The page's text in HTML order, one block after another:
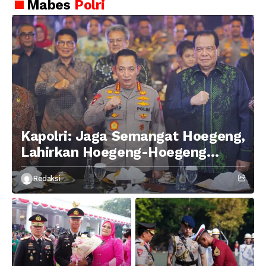
Mabes Polri
Kapolri: Jaga Semangat Hoegeng,
Lahirkan Hoegeng-Hoegeng
Berikutnya
Redaksi